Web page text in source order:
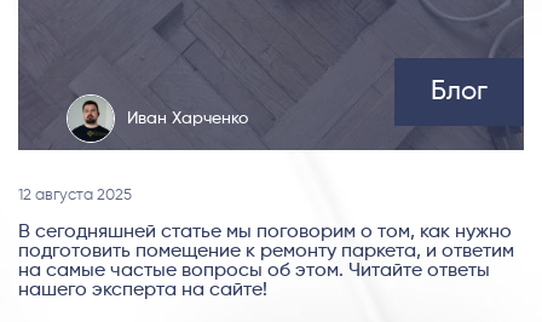
Иван Харченко
Блог
12 августа 2025
В сегодняшней статье мы поговорим о том, как нужно
подготовить помещение к ремонту паркета, и ответим
на самые частые вопросы об этом. Читайте ответы
нашего эксперта на сайте!